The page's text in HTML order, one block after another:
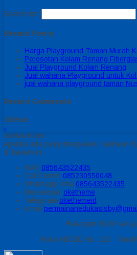
Search for:
Recent Posts
Harga Playground Taman Murah
Perosotan Kolam Renang
Jual Playground Kolam Renang
Jual wahana Playground untuk
jual wahana playground taman
Recent Comments
Sidebar
-
Kontak Kami
Apabila ada yang ditanyakan, silahkan
di bawah ini.
SMS 085643522435
Call Center 085230550048
Whatsapp Icha 085643522435
Messenger oketheme
Telegrram okethemeid
Email
Buka jam 08.00 s/d
Ruko ABCDE No. 123 -